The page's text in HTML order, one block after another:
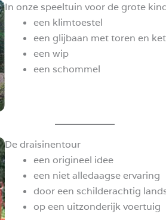
In onze speeltuin voor de grote
een klimtoestel
een glijbaan met toren en
een wip
een schommel
De draisinentour
een origineel idee
een niet alledaagse ervaring
door een schilderachtig
op een uitzonderijk voertuig